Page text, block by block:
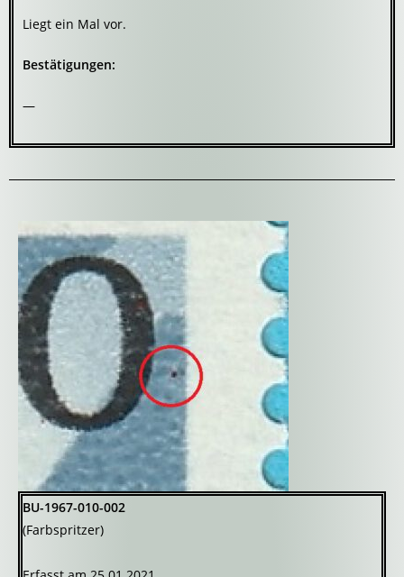
Liegt ein Mal vor.
Bestätigungen:
—
BU-1967-010-002
(Farbspritzer)